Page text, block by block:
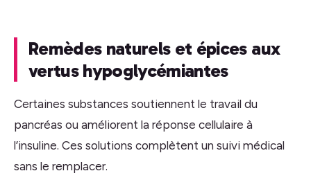
Remèdes naturels et épices aux
vertus hypoglycémiantes
Certaines substances soutiennent le travail du
pancréas ou améliorent la réponse cellulaire à
l’insuline. Ces solutions complètent un suivi médical
sans le remplacer.